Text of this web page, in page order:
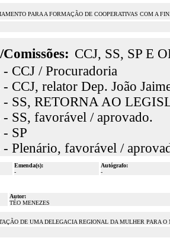
PARA A FORMAÇÃO DE COOPERATIVAS COM A
CCJ, SS, SP E
CCJ / Procuradoria
CCJ, relator Dep. João
- SS, RETORNA AO
SS, favorável / aprovado.
SP
Plenário, favorável /
Emenda(s):
-
Autógrafo:
-
Autor:
TÉO MENEZES
DE UMA DELEGACIA REGIONAL DA MULHER PARA O